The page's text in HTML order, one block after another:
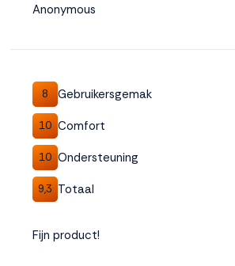
Anonymous
8 Gebruikersgemak
10 Comfort
10 Ondersteuning
9,3 Totaal
Fijn product!